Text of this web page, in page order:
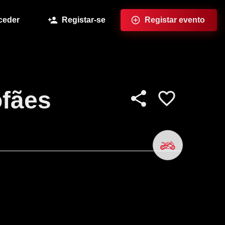
Registar-se Registar evento